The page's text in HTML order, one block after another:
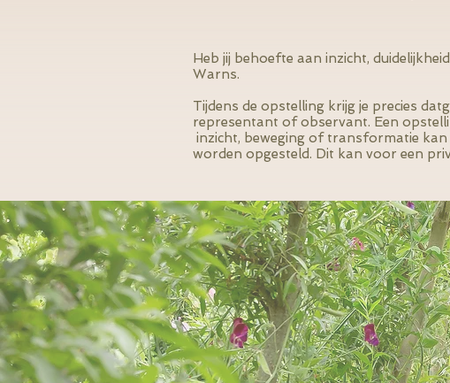
Heb jij behoefte aan inzicht,
Warns.
Tijdens de opstelling krijg je precies
representant of observant. Een
inzicht, beweging of transformatie
worden opgesteld. Dit kan voor een